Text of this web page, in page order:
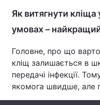
Здоров'я
Екологія
Лонгріди
Як витягнути
умовах –
Головне, про що
кліщ залишається в
передачі інфекції.
якомога швидше, але